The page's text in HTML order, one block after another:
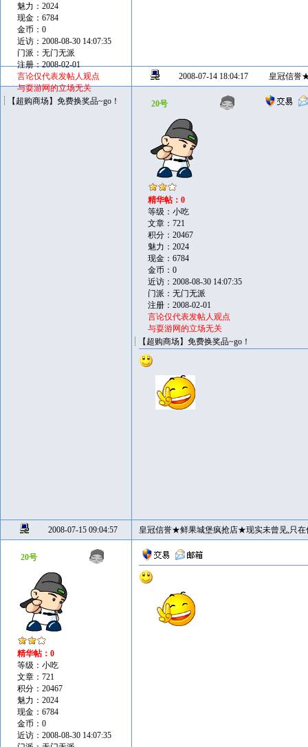
魅力：2024
现金：6784
金币：0
近访：2008-08-30 14:07:35
门派：无门无派
注册：2008-02-01
言论仅代表发帖人观点
与耍游网的立场无关
【超购商场】免费换奖品~go！
2008-07-14 18:04:17 皇冠信誉
20号
精华帖：0
等级：小吃
文章：721
积分：20467
魅力：2024
现金：6784
金币：0
近访：2008-08-30 14:07:35
门派：无门无派
注册：2008-02-01
言论仅代表发帖人观点
与耍游网的立场无关
【超购商场】免费换奖品~go！
2008-07-15 09:04:57 皇冠信誉★鲜果城堡疯抢店★现实未曾见,只在
20号
精华帖：0
等级：小吃
文章：721
积分：20467
魅力：2024
现金：6784
金币：0
近访：2008-08-30 14:07:35